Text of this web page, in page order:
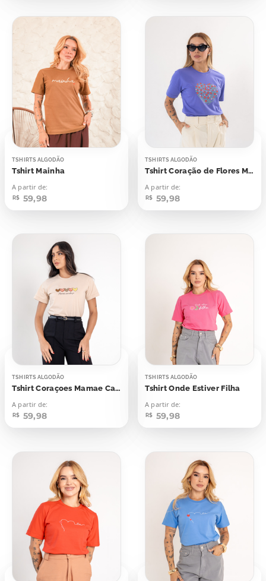
TSHIRTS ALGODÃO
Tshirt Mainha
A partir de:
R$ 59,98
TSHIRTS ALGODÃO
Tshirt Coração de Flores Mãe Tu És Uma Poesia
A partir de:
R$ 59,98
TSHIRTS ALGODÃO
Tshirt Coraçoes Mamae Carinhosa
A partir de:
R$ 59,98
TSHIRTS ALGODÃO
Tshirt Onde Estiver Filha
A partir de:
R$ 59,98